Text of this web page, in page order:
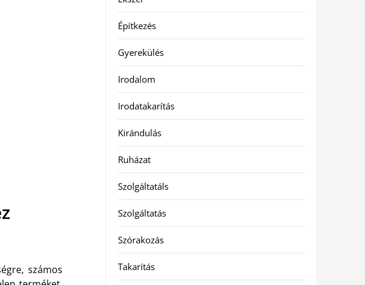
számos
Építkezés
Gyerekülés
Irodalom
Irodatakarítás
Kirándulás
Ruházat
Szolgáltatáls
Szolgáltatás
Szórakozás
Takarítás